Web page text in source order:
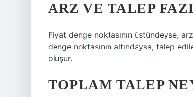
ARZ VE TALEP
Fiyat denge noktasının üstündeyse,
denge noktasının altındaysa, talep
oluşur.
TOPLAM TALEP